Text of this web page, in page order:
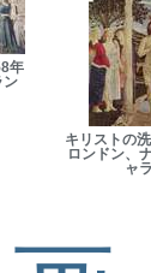
年
ン
キリストの
ロンドン、
ャ